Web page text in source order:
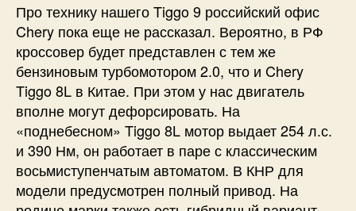
Про технику нашего Tiggo 9 российский офис
Chery пока еще не рассказал. Вероятно, в РФ
кроссовер будет представлен с тем же
бензиновым турбомотором 2.0, что и Chery
Tiggo 8L в Китае. При этом у нас двигатель
вполне могут дефорсировать. На
«поднебесном» Tiggo 8L мотор выдает 254 л.с.
и 390 Нм, он работает в паре с классическим
восьмиступенчатым автоматом. В КНР для
модели предусмотрен полный привод. На